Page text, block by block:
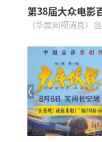
第38届大众电影
物“京朵朵”正
（华娱网视消息）
下简称“百花奖”）
方吉祥物“京朵朵
宝”以组团形式惊艳